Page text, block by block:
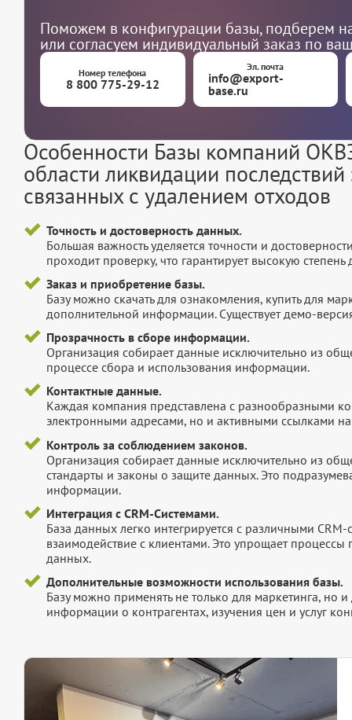
Поможем в конфигурации базы, подберем
или согласуем индивидуальный заказ по
Номер телефона
8 800 775-29-12
Эл. почта
info@export-
base.ru
Особенности Базы компаний
области ликвидации последствий
связанных с удалением отходов
Точность и достоверность данных.
Большая важность уделяется точности и
проходит проверку, что гарантирует высокую
Заказ и приобретение базы.
Базу можно скачать для ознакомления, купить для
дополнительной информации. Существует демо-
Прозрачность в сборе информации.
Организация собирает данные исключительно из
процессе сбора и использования информации.
Контактные данные.
Каждая компания представлена с разнообразными
электронными адресами, но и активными ссылками
Контроль за соблюдением законов.
Организация собирает данные исключительно из
стандарты и законы о защите данных. Это
информации.
Интеграция с CRM-Системами.
База данных легко интегрируется с различными
взаимодействие с клиентами. Это упрощает
данных.
Дополнительные возможности использования базы.
Базу можно применять не только для маркетинга, но
информации о контрагентах, изучения цен и услуг